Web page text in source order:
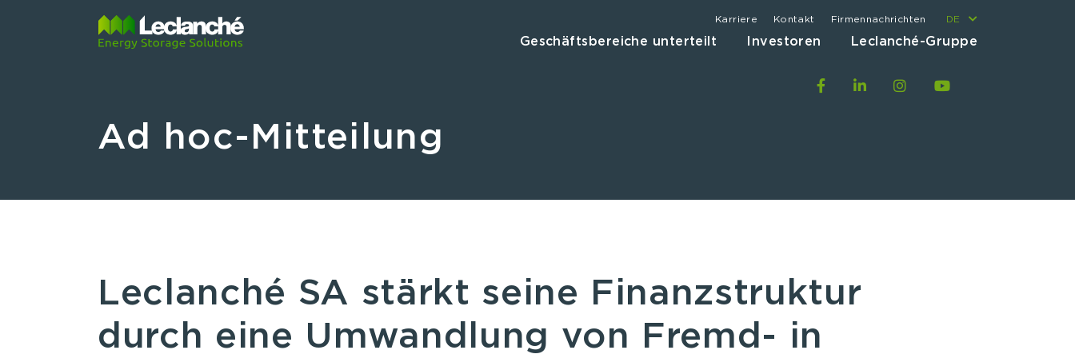
Karriere Kontakt Firmennachrichten DE
Geschäftsbereiche unterteilt Investoren Leclanché-Gruppe
Ad hoc-Mitteilung
Leclanché SA stärkt seine Finanzstruktur
durch eine Umwandlung von Fremd- in